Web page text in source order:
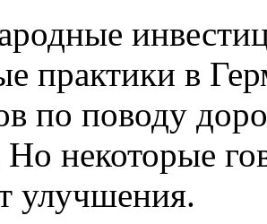
практики в
по поводу
Но некоторые
улучшения.